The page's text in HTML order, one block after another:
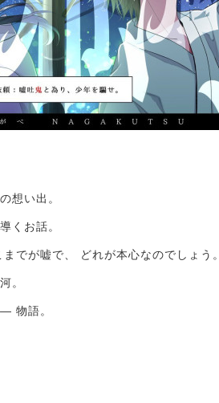
想い出。
くお話。
でが嘘で、 どれが本心なのでしょう。
。
物語。